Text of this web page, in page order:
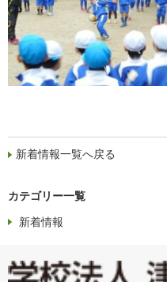
新着情報一覧へ戻る
カテゴリー一覧
新着情報